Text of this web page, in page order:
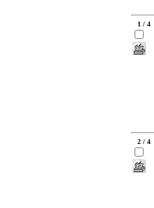
1 / 4
2 / 4